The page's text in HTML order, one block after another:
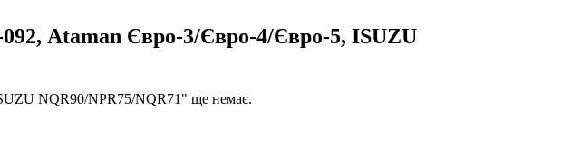
Ataman Євро-3/Євро-4/Євро-5, ISUZU
NQR90/NPR75/NQR71" ще немає.